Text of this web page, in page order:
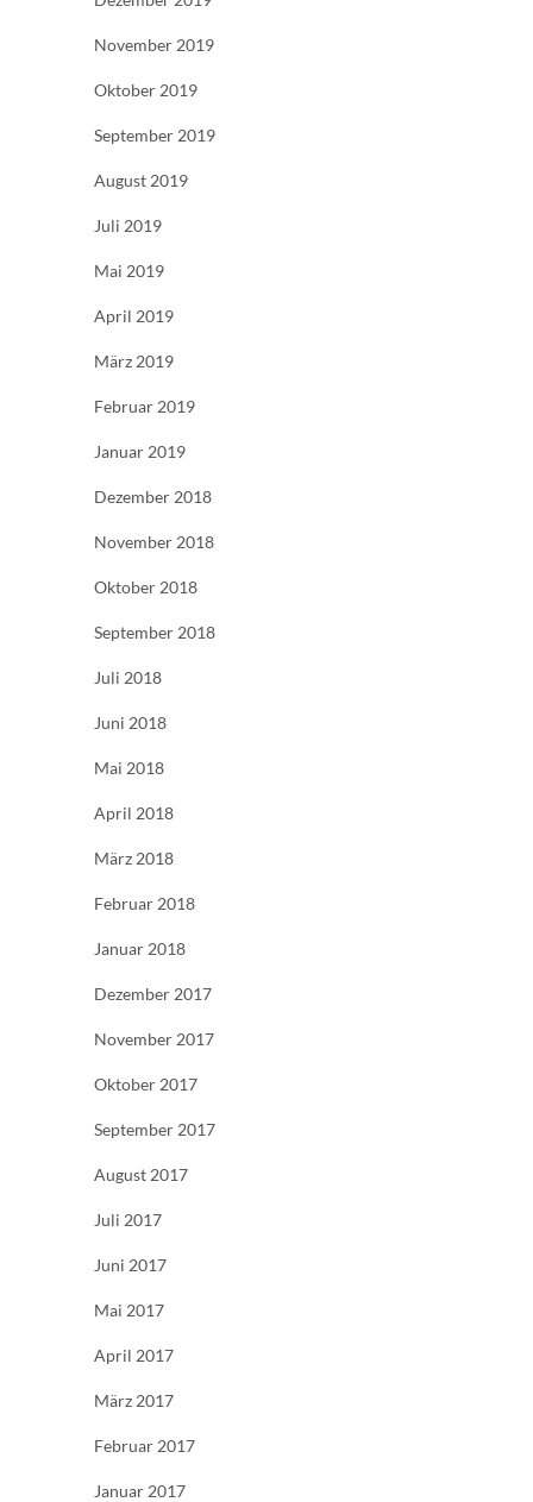
November 2019
Oktober 2019
September 2019
August 2019
Juli 2019
Mai 2019
April 2019
März 2019
Februar 2019
Januar 2019
Dezember 2018
November 2018
Oktober 2018
September 2018
Juli 2018
Juni 2018
Mai 2018
April 2018
März 2018
Februar 2018
Januar 2018
Dezember 2017
November 2017
Oktober 2017
September 2017
August 2017
Juli 2017
Juni 2017
Mai 2017
April 2017
März 2017
Februar 2017
Januar 2017